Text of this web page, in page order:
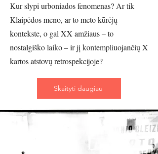
Kur slypi urboniados fenomenas? Ar tik
Klaipėdos meno, ar to meto kūrėjų
kontekste, o gal XX amžiaus – to
nostalgiško laiko – ir jį kontempliuojančių X
kartos atstovų retrospekcijoje?
Skaityti daugiau